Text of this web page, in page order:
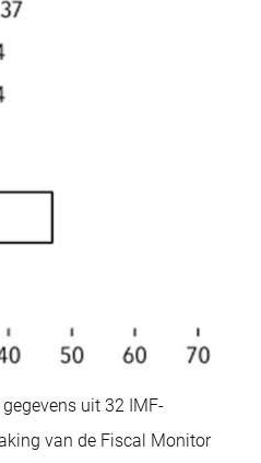
uit 32 IMF-
van de Fiscal Monitor